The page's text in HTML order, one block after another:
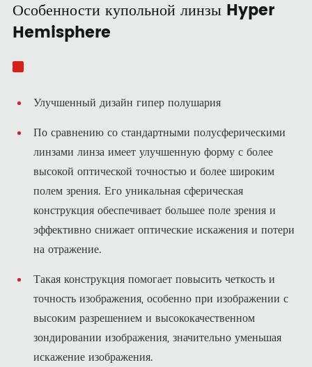
Особенности купольной линзы Hyper
Hemisphere
Улучшенный дизайн гипер полушария
По сравнению со стандартными полусферическими
линзами линза имеет улучшенную форму с более
высокой оптической точностью и более широким
полем зрения. Его уникальная сферическая
конструкция обеспечивает большее поле зрения и
эффективно снижает оптические искажения и потери
на отражение.
Такая конструкция помогает повысить четкость и
точность изображения, особенно при изображении с
высоким разрешением и высококачественном
зондировании изображения, значительно уменьшая
искажение изображения.